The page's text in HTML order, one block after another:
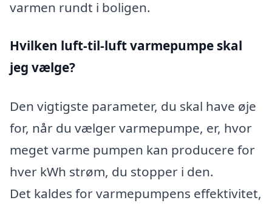
varmen rundt i boligen.
Hvilken luft-til-luft varmepumpe skal
jeg vælge?
Den vigtigste parameter, du skal have øje
for, når du vælger varmepumpe, er, hvor
meget varme pumpen kan producere for
hver kWh strøm, du stopper i den.
Det kaldes for varmepumpens effektivitet,